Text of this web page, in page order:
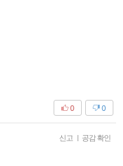
0
0
신고 | 공감 확인